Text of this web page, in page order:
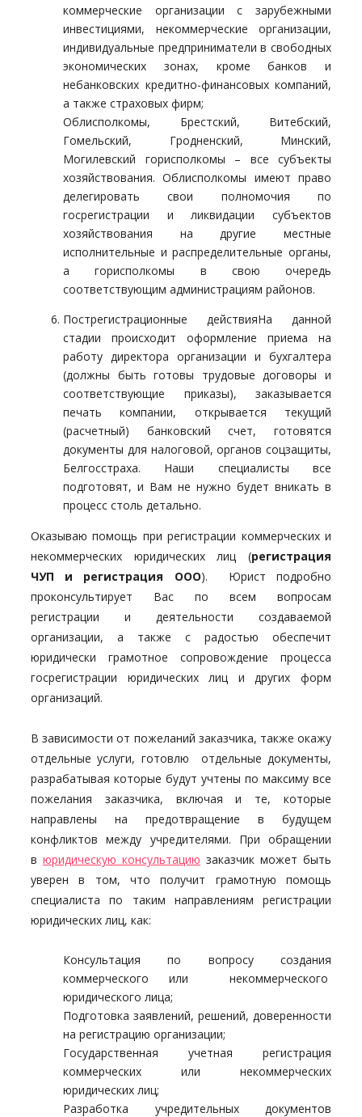
коммерческие организации с зарубежными
инвестициями, некоммерческие организации,
индивидуальные предприниматели в свободных
экономических зонах, кроме банков и
небанковских кредитно-финансовых компаний,
а также страховых фирм;
Облисполкомы, Брестский, Витебский,
Гомельский, Гродненский, Минский,
Могилевский горисполкомы – все субъекты
хозяйствования. Облисполкомы имеют право
делегировать свои полномочия по
госрегистрации и ликвидации субъектов
хозяйствования на другие местные
исполнительные и распределительные органы,
а горисполкомы в свою очередь
соответствующим администрациям районов.
Пострегистрационные действияНа данной
стадии происходит оформление приема на
работу директора организации и бухгалтера
(должны быть готовы трудовые договоры и
соответствующие приказы), заказывается
печать компании, открывается текущий
(расчетный) банковский счет, готовятся
документы для налоговой, органов соцзащиты,
Белгосстраха. Наши специалисты все
подготовят, и Вам не нужно будет вникать в
процесс столь детально.
Оказываю помощь при регистрации коммерческих и
некоммерческих юридических лиц (регистрация
ЧУП и регистрация ООО). Юрист подробно
проконсультирует Вас по всем вопросам
регистрации и деятельности создаваемой
организации, а также с радостью обеспечит
юридически грамотное сопровождение процесса
госрегистрации юридических лиц и других форм
организаций.
В зависимости от пожеланий заказчика, также окажу
отдельные услуги, готовлю отдельные документы,
разрабатывая которые будут учтены по максиму все
пожелания заказчика, включая и те, которые
направлены на предотвращение в будущем
конфликтов между учредителями. При обращении
в юридическую консультацию заказчик может быть
уверен в том, что получит грамотную помощь
специалиста по таким направлениям регистрации
юридических лиц, как:
Консультация по вопросу создания
коммерческого или некоммерческого
юридического лица;
Подготовка заявлений, решений, доверенности
на регистрацию организации;
Государственная учетная регистрация
коммерческих или некоммерческих
юридических лиц;
Разработка учредительных документов